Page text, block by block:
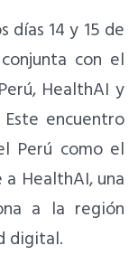
días 14 y 15 de
con el
HealthAI y
encuentro
Perú como el
HealthAI, una
a la región
digital.